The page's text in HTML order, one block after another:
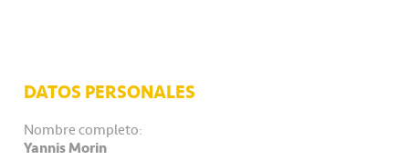
DATOS PERSONALES
Nombre completo:
Yannis Morin